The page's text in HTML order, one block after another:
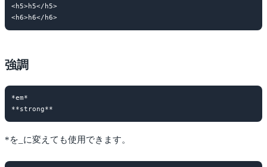
<h5>h5</h5>
強調
*em*
*を_に変えても使用できます。